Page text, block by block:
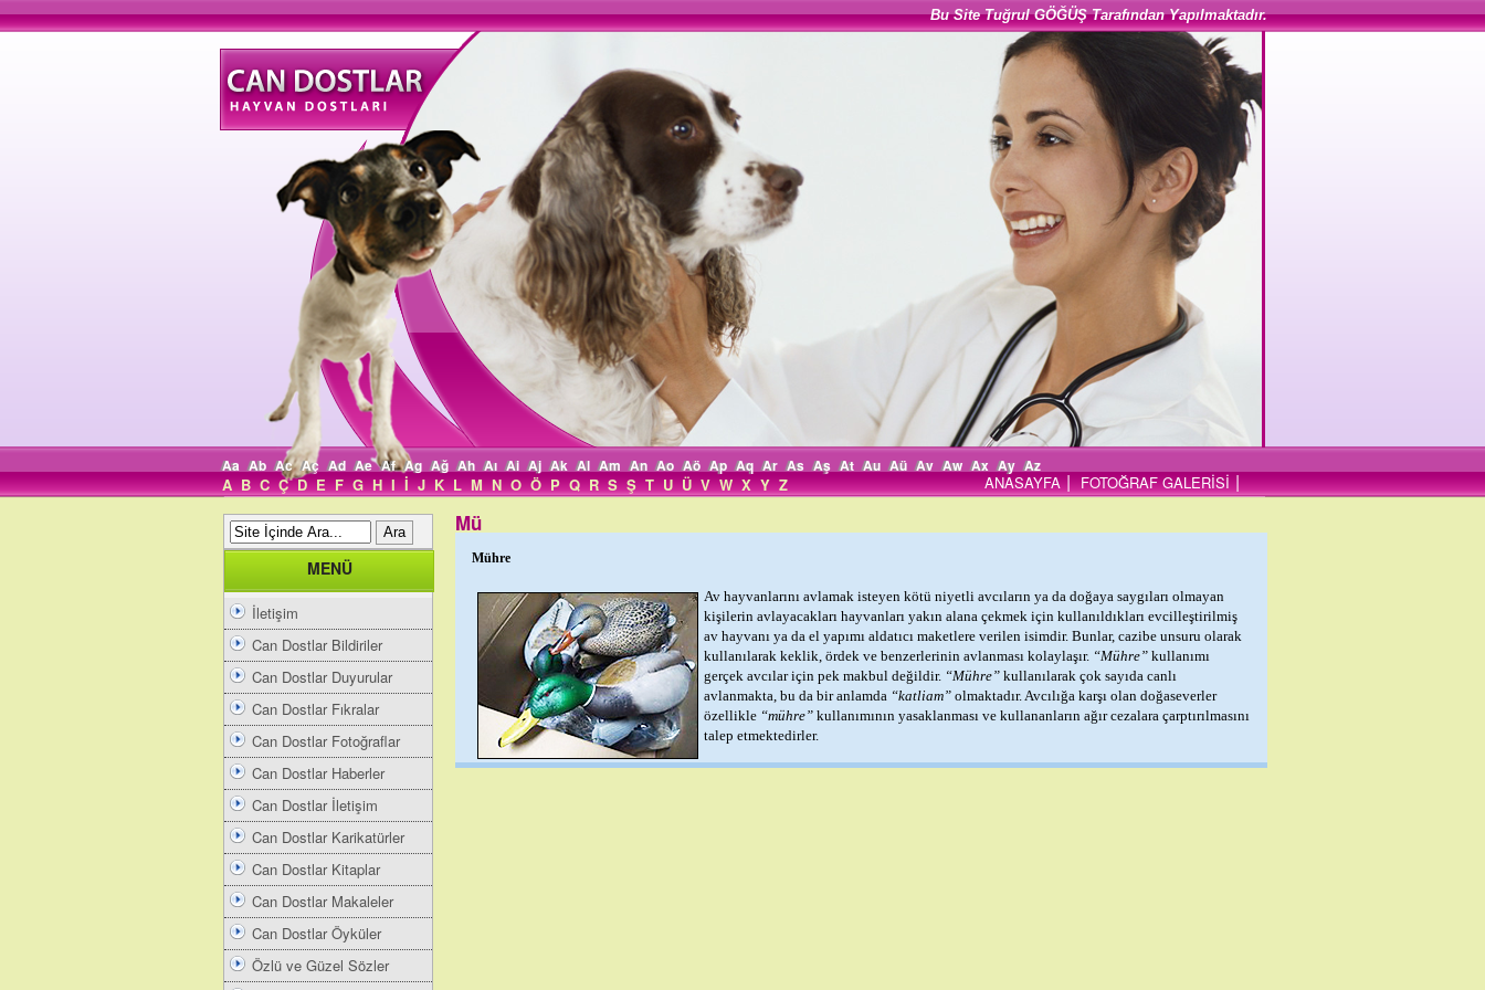
Bu Site Tuğrul GÖĞÜŞ Tarafından Yapılmaktadır.
Aa Ab Ac Aç Ad Ae Af Ag Ağ Ah Aı Ai Aj Ak Al Am An Ao Aö Ap Aq Ar As Aş At Au Aü Av Aw Ax Ay Az
A B C Ç D E F G H I İ J K L M N O Ö P Q R S Ş T U Ü V W X Y Z ANASAYFA | FOTOĞRAF GALERİSİ |
MENÜ
İletişim
Can Dostlar Bildiriler
Can Dostlar Duyurular
Can Dostlar Fıkralar
Can Dostlar Fotoğraflar
Can Dostlar Haberler
Can Dostlar İletişim
Can Dostlar Karikatürler
Can Dostlar Kitaplar
Can Dostlar Makaleler
Can Dostlar Öyküler
Özlü ve Güzel Sözler
Mü
Mühre
Av hayvanlarını avlamak isteyen kötü niyetli avcıların ya da doğaya saygıları olmayan
kişilerin avlayacakları hayvanları yakın alana çekmek için kullanıldıkları evcilleştirilmiş
av hayvanı ya da el yapımı aldatıcı maketlere verilen isimdir. Bunlar, cazibe unsuru olarak
kullanılarak keklik, ördek ve benzerlerinin avlanması kolaylaşır. “Mühre” kullanımı
gerçek avcılar için pek makbul değildir. “Mühre” kullanılarak çok sayıda canlı
avlanmakta, bu da bir anlamda “katliam” olmaktadır. Avcılığa karşı olan doğaseverler
özellikle “mühre” kullanımının yasaklanması ve kullananların ağır cezalara çarptırılmasını
talep etmektedirler.